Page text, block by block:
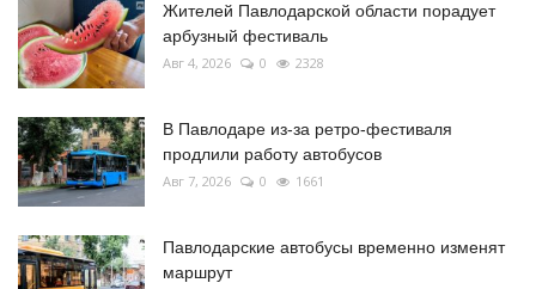
Жителей Павлодарской области порадует
арбузный фестиваль
Авг 4, 2026 0 2328
В Павлодаре из-за ретро-фестиваля
продлили работу автобусов
Авг 7, 2026 0 1661
Павлодарские автобусы временно изменят
маршрут